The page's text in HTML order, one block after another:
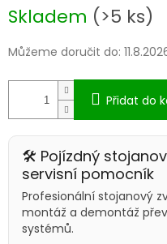
cena:
Skladem (>5 ks)
Můžeme doručit do:
Přidat do
🛠 Pojízdný
servisní pomocník
Profesionální stojanový
montáž a demontáž
systémů.